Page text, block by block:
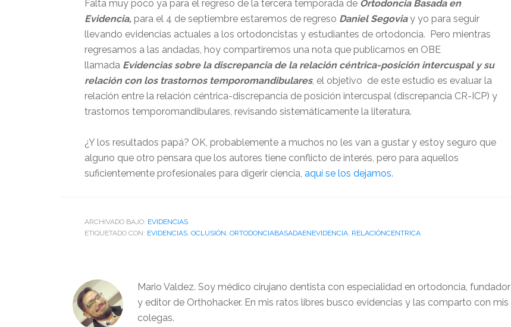
Falta muy poco ya para el regreso de la tercera temporada de Ortodoncia Basada en
Evidencia, para el 4 de septiembre estaremos de regreso Daniel Segoviay yo para seguir
llevando evidencias actuales a los ortodoncistas y estudiantes de ortodoncia. Pero mientras
regresamos a las andadas, hoy compartiremos una nota que publicamos en OBE
llamada Evidencias sobre la discrepancia de la relación céntrica-posición intercuspal y su
relación con los trastornos temporomandibulares, el objetivo de este estudio es evaluar la
relación entre la relación céntrica-discrepancia de posición intercuspal (discrepancia CR-ICP) y
trastornos temporomandibulares, revisando sistemáticamente la literatura.
¿Y los resultados papá? OK, probablemente a muchos no les van a gustar y estoy seguro que
alguno que otro pensara que los autores tiene conflicto de interés, pero para aquellos
suficientemente profesionales para digerir ciencia, aquí se los dejamos.
ARCHIVADO BAJO: EVIDENCIAS
ETIQUETADO CON: EVIDENCIAS, OCLUSIÓN, ORTODONCIABASADAENEVIDENCIA, RELACIÓNCENTRICA
Mario Valdez. Soy médico cirujano dentista con especialidad en ortodoncia, fundador
y editor de Orthohacker. En mis ratos libres busco evidencias y las comparto con mis
colegas.